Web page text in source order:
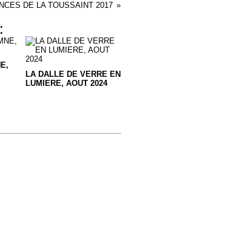
DE LA TOUSSAINT 2017
LA DALLE DE VERRE EN
LUMIERE, AOUT 2024